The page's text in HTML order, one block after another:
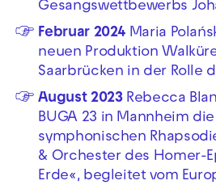
Gesangswettbewerbs
Februar 2024 Maria
neuen Produktion
Saarbrücken in der Rolle
August 2023Rebecca
BUGA 23 in Mannheim
symphonischen
& Orchester des Homer-
Erde«, begleitet vom